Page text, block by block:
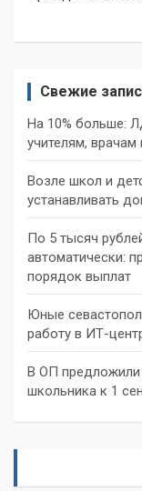
Свежие
На 10% больше:
учителям,
Возле школ и
устанавливать
По 5 тысяч
автоматически:
порядок выплат
Юные
работу в ИТ-
В ОП предложили
школьника к 1